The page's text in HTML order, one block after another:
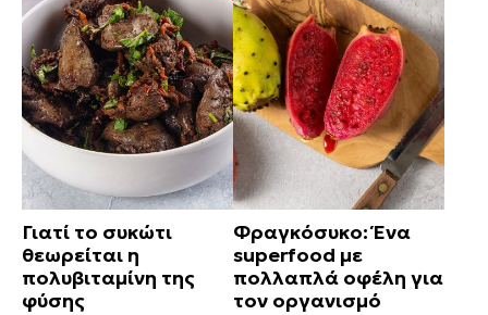
Γιατί το συκώτι
θεωρείται η
πολυβιταμίνη της
φύσης
Φραγκόσυκο: Ένα
superfood με
πολλαπλά οφέλη για
τον οργανισμό